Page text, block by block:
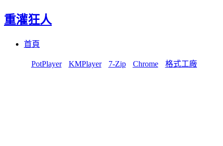
重灌狂人
首頁
PotPlayer KMPlayer 7-Zip Chrome 格式工廠